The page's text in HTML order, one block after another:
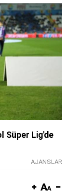
Süper Lig'de
AJANSLAR